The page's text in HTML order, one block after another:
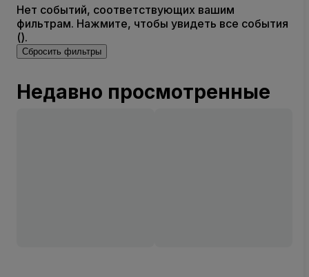
Нет событий, соответствующих вашим
фильтрам. Нажмите, чтобы увидеть все события
().
Сбросить фильтры
Недавно просмотренные